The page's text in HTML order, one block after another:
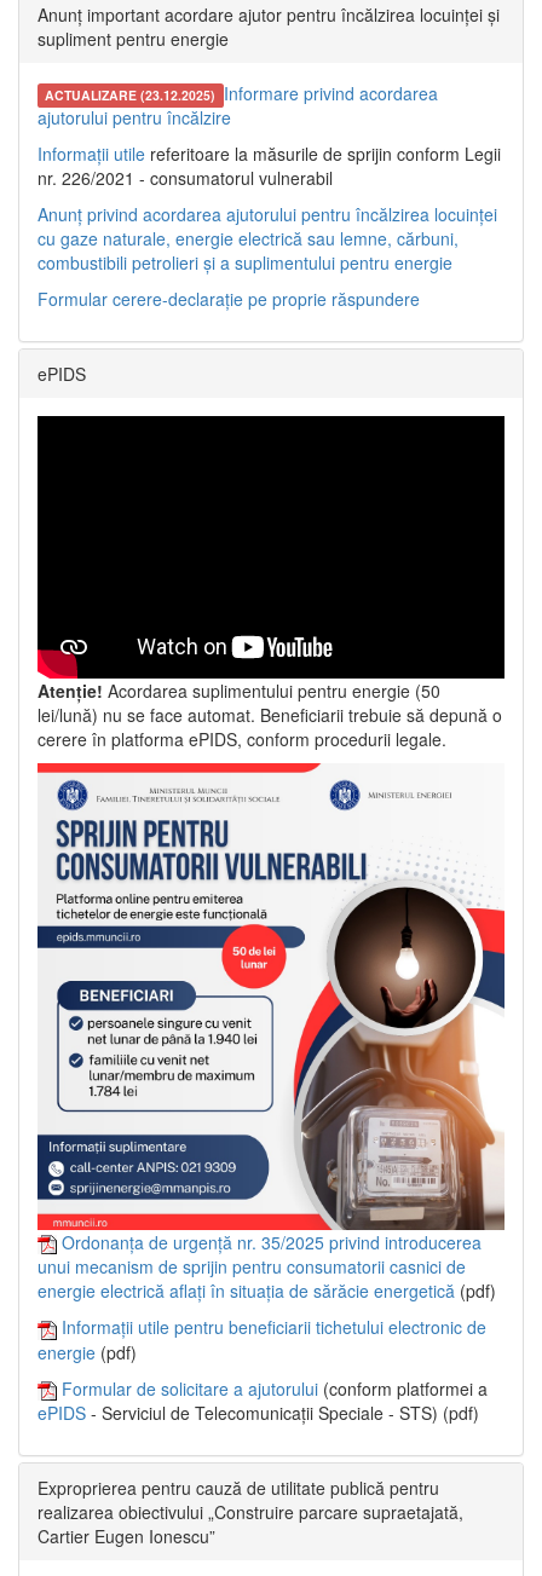
Anunț important acordare ajutor pentru încălzirea locuinței și
supliment pentru energie
ACTUALIZARE (23.12.2025) Informare privind acordarea
ajutorului pentru încălzire
Informații utile referitoare la măsurile de sprijin conform Legii
nr. 226/2021 - consumatorul vulnerabil
Anunț privind acordarea ajutorului pentru încălzirea locuinței
cu gaze naturale, energie electrică sau lemne, cărbuni,
combustibili petrolieri și a suplimentului pentru energie
Formular cerere-declarație pe proprie răspundere
ePIDS
Atenție! Acordarea suplimentului pentru energie (50
lei/lună) nu se face automat. Beneficiarii trebuie să depună o
cerere în platforma ePIDS, conform procedurii legale.
Ordonanța de urgență nr. 35/2025 privind introducerea
unui mecanism de sprijin pentru consumatorii casnici de
energie electrică aflați în situația de sărăcie energetică (pdf)
Informații utile pentru beneficiarii tichetului electronic de
energie (pdf)
Formular de solicitare a ajutorului (conform platformei a
ePIDS - Serviciul de Telecomunicații Speciale - STS) (pdf)
Exproprierea pentru cauză de utilitate publică pentru
realizarea obiectivului „Construire parcare supraetajată,
Cartier Eugen Ionescu”